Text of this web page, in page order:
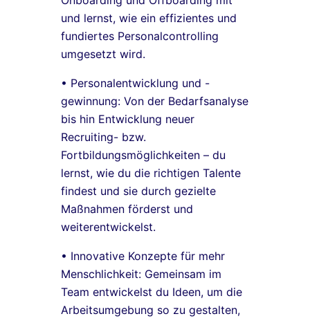
und lernst, wie ein effizientes und
fundiertes Personalcontrolling
umgesetzt wird.
• Personalentwicklung und -
gewinnung: Von der Bedarfsanalyse
bis hin Entwicklung neuer
Recruiting- bzw.
Fortbildungsmöglichkeiten – du
lernst, wie du die richtigen Talente
findest und sie durch gezielte
Maßnahmen förderst und
weiterentwickelst.
• Innovative Konzepte für mehr
Menschlichkeit: Gemeinsam im
Team entwickelst du Ideen, um die
Arbeitsumgebung so zu gestalten,